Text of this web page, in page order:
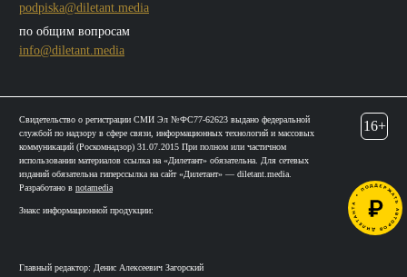
podpiska@diletant.media
по общим вопросам
info@diletant.media
Свидетельство о регистрации СМИ Эл №ФС77-62623 выдано федеральной
службой по надзору в сфере связи, информационных технологий и массовых
коммуникаций (Роскомнадзор) 31.07.2015 При полном или частичном
использовании материалов ссылка на «Дилетант» обязательна. Для сетевых
изданий обязательна гиперссылка на сайт «Дилетант» — diletant.media.
Разработано в notamedia
Знакс информационной продукции:
Главный редактор: Денис Алексеевич Загорский
16+